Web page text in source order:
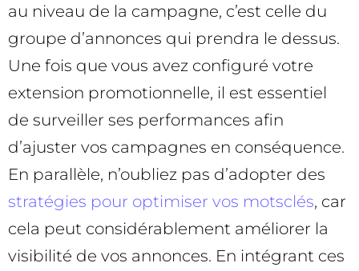
au niveau de la campagne, c’est celle du
groupe d’annonces qui prendra le dessus.
Une fois que vous avez configuré votre
extension promotionnelle, il est essentiel
de surveiller ses performances afin
d’ajuster vos campagnes en conséquence.
En parallèle, n’oubliez pas d’adopter des
stratégies pour optimiser vos motsclés, car
cela peut considérablement améliorer la
visibilité de vos annonces. En intégrant ces